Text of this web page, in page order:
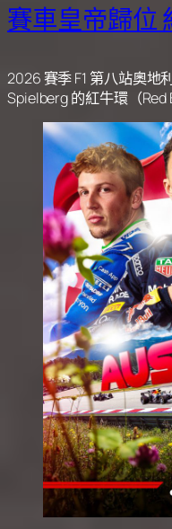
賽車皇帝歸位
2026 賽季 F1 第八站奧地
Spielberg 的紅牛環（Red